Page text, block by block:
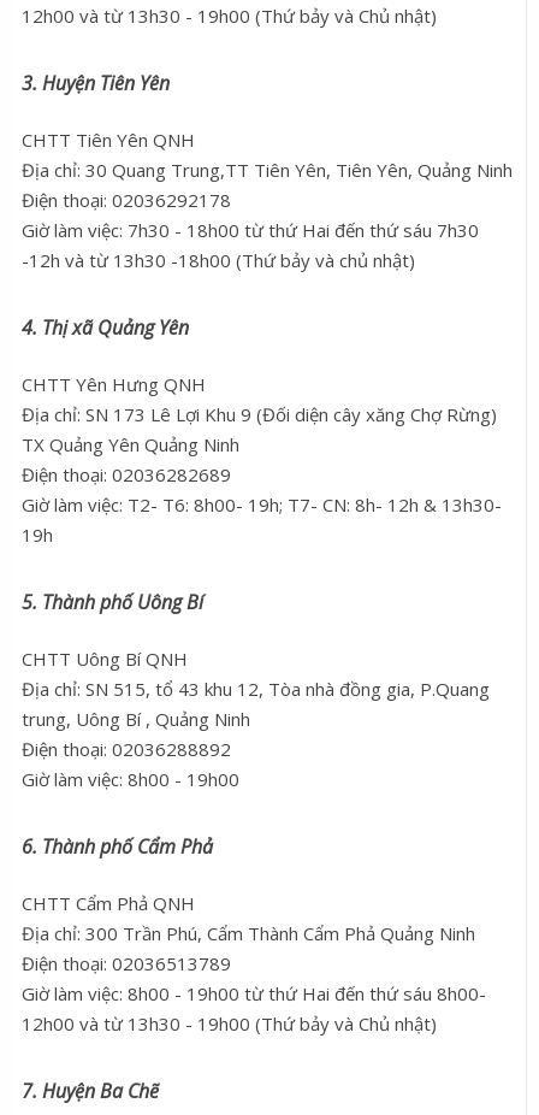
12h00 và từ 13h30 - 19h00 (Thứ bảy và Chủ nhật)
3. Huyện Tiên Yên
CHTT Tiên Yên QNH
Địa chỉ: 30 Quang Trung,TT Tiên Yên, Tiên Yên, Quảng Ninh
Điện thoại: 02036292178
Giờ làm việc: 7h30 - 18h00 từ thứ Hai đến thứ sáu 7h30
-12h và từ 13h30 -18h00 (Thứ bảy và chủ nhật)
4. Thị xã Quảng Yên
CHTT Yên Hưng QNH
Địa chỉ: SN 173 Lê Lợi Khu 9 (Đối diện cây xăng Chợ Rừng)
TX Quảng Yên Quảng Ninh
Điện thoại: 02036282689
Giờ làm việc: T2- T6: 8h00- 19h; T7- CN: 8h- 12h & 13h30-
19h
5. Thành phố Uông Bí
CHTT Uông Bí QNH
Địa chỉ: SN 515, tổ 43 khu 12, Tòa nhà đồng gia, P.Quang
trung, Uông Bí , Quảng Ninh
Điện thoại: 02036288892
Giờ làm việc: 8h00 - 19h00
6. Thành phố Cẩm Phả
CHTT Cẩm Phả QNH
Địa chỉ: 300 Trần Phú, Cẩm Thành Cẩm Phả Quảng Ninh
Điện thoại: 02036513789
Giờ làm việc: 8h00 - 19h00 từ thứ Hai đến thứ sáu 8h00-
12h00 và từ 13h30 - 19h00 (Thứ bảy và Chủ nhật)
7. Huyện Ba Chẽ